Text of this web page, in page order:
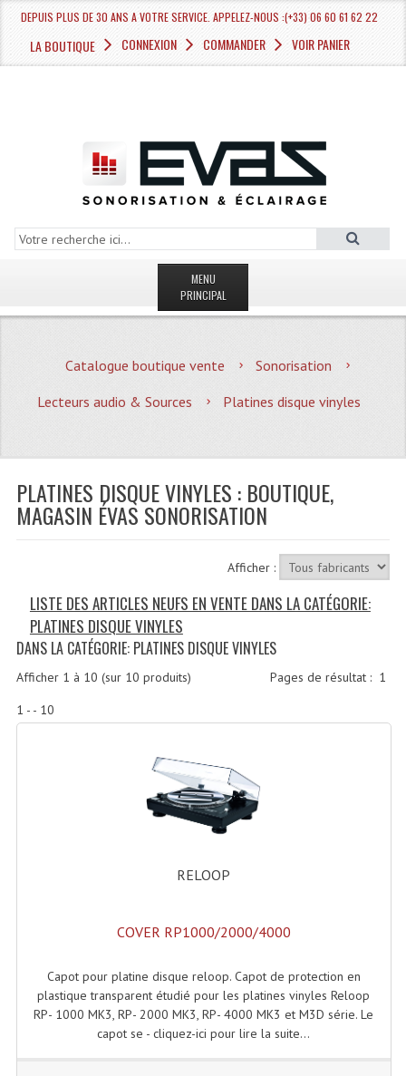
DEPUIS PLUS DE 30 ANS A VOTRE SERVICE. APPELEZ-NOUS :(+33) 06 60 61 62 22
LA BOUTIQUE CONNEXION COMMANDER VOIR PANIER
MENU
PRINCIPAL
MAGASIN
Quoi De Neuf?
Plan Acces, Horaires.
Location De Matériel
Recevoir Nos Promotions
Accessoires Pieds Cellules Diamants
Accessoires Enceintes
Diamants
Selecteurs Audio Vidéo
Amplificateurs
Catalogue boutique vente
Sonorisation
Lecteurs audio & Sources
Platines disque vinyles
PLATINES DISQUE VINYLES : BOUTIQUE,
MAGASIN ÉVAS SONORISATION
Afficher :
LISTE DES ARTICLES NEUFS EN VENTE DANS LA CATÉGORIE:
PLATINES DISQUE VINYLES
DANS LA CATÉGORIE: PLATINES DISQUE VINYLES
Pages de résultat : 1
Afficher 1 à 10 (sur 10 produits)
1 - - 10
RELOOP
COVER RP1000/2000/4000
Capot pour platine disque reloop. Capot de protection en
plastique transparent étudié pour les platines vinyles Reloop
RP- 1000 MK3, RP- 2000 MK3, RP- 4000 MK3 et M3D série. Le
capot se - cliquez-ici pour lire la suite...